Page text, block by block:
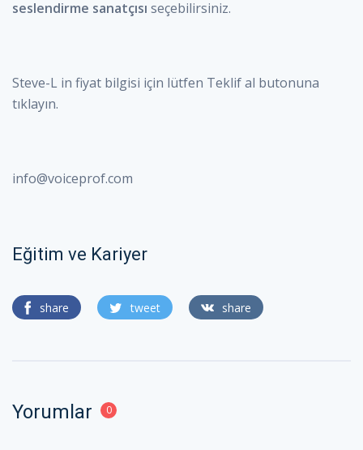
seslendirme sanatçısı seçebilirsiniz.
Steve-L in fiyat bilgisi için lütfen Teklif al butonuna
tıklayın.
info@voiceprof.com
Eğitim ve Kariyer
share tweet share
Yorumlar 0